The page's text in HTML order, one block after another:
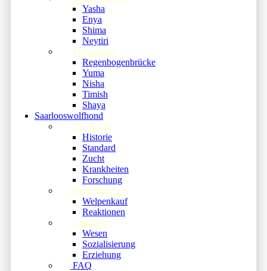
Yasha
Enya
Shima
Neytiri
Memoriam
Regenbogenbrücke
Yuma
Nisha
Timish
Shaya
Saarlooswolfhond
Die Rasse
Historie
Standard
Zucht
Krankheiten
Forschung
Verschiedenes
Welpenkauf
Reaktionen
Charakter
Wesen
Sozialisierung
Erziehung
FAQ